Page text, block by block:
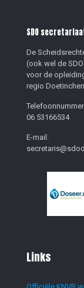
SDO
De
(ook wel de
voor de
regio
06 53166534
E-mail:
Links